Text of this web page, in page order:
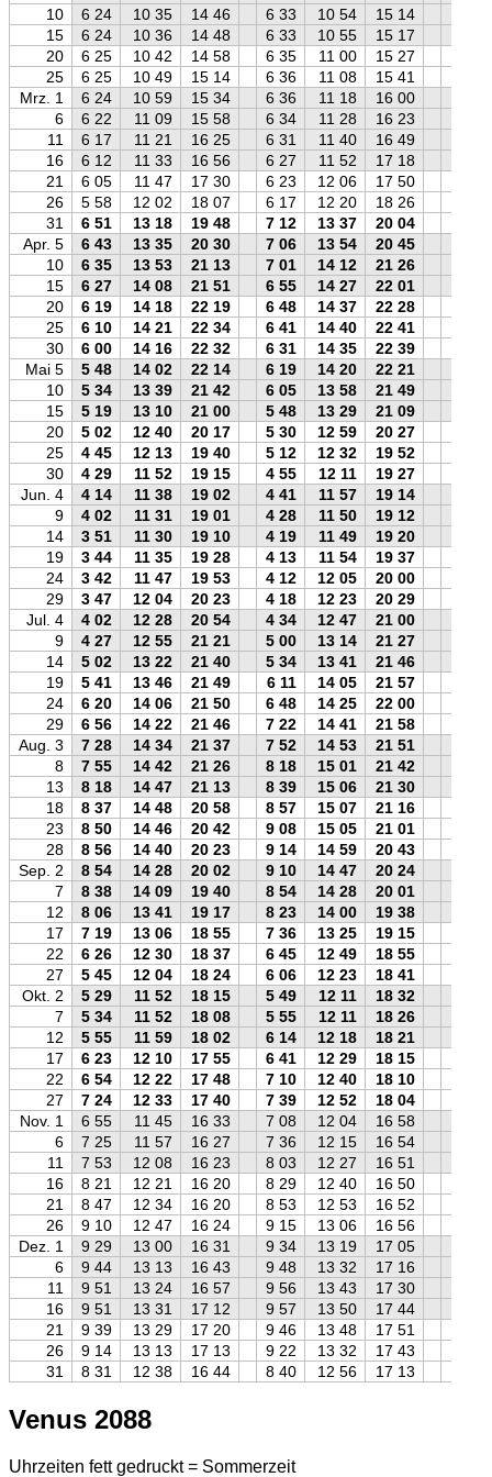
10
6 24 10 35 14 46 6 33 10 54 15 14
15
6 24 10 36 14 48 6 33 10 55 15 17
20
6 25 10 42 14 58 6 35 11 00 15 27
25
6 25 10 49 15 14 6 36 11 08 15 41
Mrz. 1
6 24 10 59 15 34 6 36 11 18 16 00
6
6 22 11 09 15 58 6 34 11 28 16 23
11
6 17 11 21 16 25 6 31 11 40 16 49
16
6 12 11 33 16 56 6 27 11 52 17 18
21
6 05 11 47 17 30 6 23 12 06 17 50
26
5 58 12 02 18 07 6 17 12 20 18 26
31
6 51 13 18 19 48 7 12 13 37 20 04
Apr. 5
6 43 13 35 20 30 7 06 13 54 20 45
10
6 35 13 53 21 13 7 01 14 12 21 26
15
6 27 14 08 21 51 6 55 14 27 22 01
20
6 19 14 18 22 19 6 48 14 37 22 28
25
6 10 14 21 22 34 6 41 14 40 22 41
30
6 00 14 16 22 32 6 31 14 35 22 39
Mai 5
5 48 14 02 22 14 6 19 14 20 22 21
10
5 34 13 39 21 42 6 05 13 58 21 49
15
5 19 13 10 21 00 5 48 13 29 21 09
20
5 02 12 40 20 17 5 30 12 59 20 27
25
4 45 12 13 19 40 5 12 12 32 19 52
30
4 29 11 52 19 15 4 55 12 11 19 27
Jun. 4
4 14 11 38 19 02 4 41 11 57 19 14
9
4 02 11 31 19 01 4 28 11 50 19 12
14
3 51 11 30 19 10 4 19 11 49 19 20
19
3 44 11 35 19 28 4 13 11 54 19 37
24
3 42 11 47 19 53 4 12 12 05 20 00
29
3 47 12 04 20 23 4 18 12 23 20 29
Jul. 4
4 02 12 28 20 54 4 34 12 47 21 00
9
4 27 12 55 21 21 5 00 13 14 21 27
14
5 02 13 22 21 40 5 34 13 41 21 46
19
5 41 13 46 21 49 6 11 14 05 21 57
24
6 20 14 06 21 50 6 48 14 25 22 00
29
6 56 14 22 21 46 7 22 14 41 21 58
Aug. 3
7 28 14 34 21 37 7 52 14 53 21 51
8
7 55 14 42 21 26 8 18 15 01 21 42
13
8 18 14 47 21 13 8 39 15 06 21 30
18
8 37 14 48 20 58 8 57 15 07 21 16
23
8 50 14 46 20 42 9 08 15 05 21 01
28
8 56 14 40 20 23 9 14 14 59 20 43
Sep. 2
8 54 14 28 20 02 9 10 14 47 20 24
7
8 38 14 09 19 40 8 54 14 28 20 01
12
8 06 13 41 19 17 8 23 14 00 19 38
17
7 19 13 06 18 55 7 36 13 25 19 15
22
6 26 12 30 18 37 6 45 12 49 18 55
27
5 45 12 04 18 24 6 06 12 23 18 41
Okt. 2
5 29 11 52 18 15 5 49 12 11 18 32
7
5 34 11 52 18 08 5 55 12 11 18 26
12
5 55 11 59 18 02 6 14 12 18 18 21
17
6 23 12 10 17 55 6 41 12 29 18 15
22
6 54 12 22 17 48 7 10 12 40 18 10
27
7 24 12 33 17 40 7 39 12 52 18 04
Nov. 1
6 55 11 45 16 33 7 08 12 04 16 58
6
7 25 11 57 16 27 7 36 12 15 16 54
11
7 53 12 08 16 23 8 03 12 27 16 51
16
8 21 12 21 16 20 8 29 12 40 16 50
21
8 47 12 34 16 20 8 53 12 53 16 52
26
9 10 12 47 16 24 9 15 13 06 16 56
Dez. 1
9 29 13 00 16 31 9 34 13 19 17 05
6
9 44 13 13 16 43 9 48 13 32 17 16
11
9 51 13 24 16 57 9 56 13 43 17 30
16
9 51 13 31 17 12 9 57 13 50 17 44
21
9 39 13 29 17 20 9 46 13 48 17 51
26
9 14 13 13 17 13 9 22 13 32 17 43
31
8 31 12 38 16 44 8 40 12 56 17 13
Venus 2088
Uhrzeiten fett gedruckt = Sommerzeit